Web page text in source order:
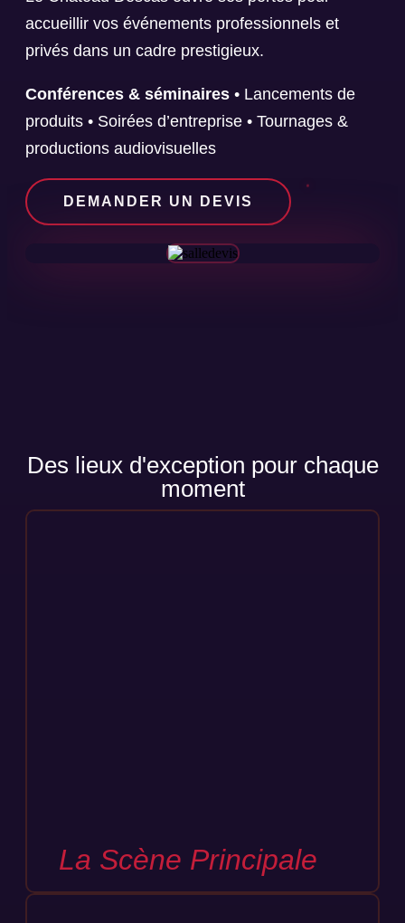
accueillir vos événements professionnels et
privés dans un cadre prestigieux.
Conférences & séminaires • Lancements de
produits • Soirées d’entreprise • Tournages &
productions audiovisuelles
DEMANDER UN DEVIS
Des lieux d'exception pour chaque
moment
La Scène Principale